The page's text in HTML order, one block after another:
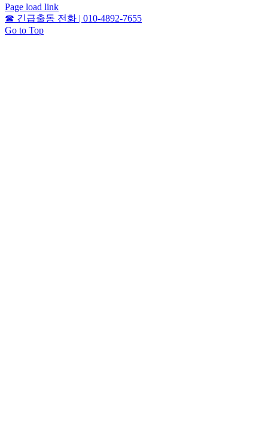
Page load link
☎ 긴급출동 전화 | 010-4892-7655
Go to Top